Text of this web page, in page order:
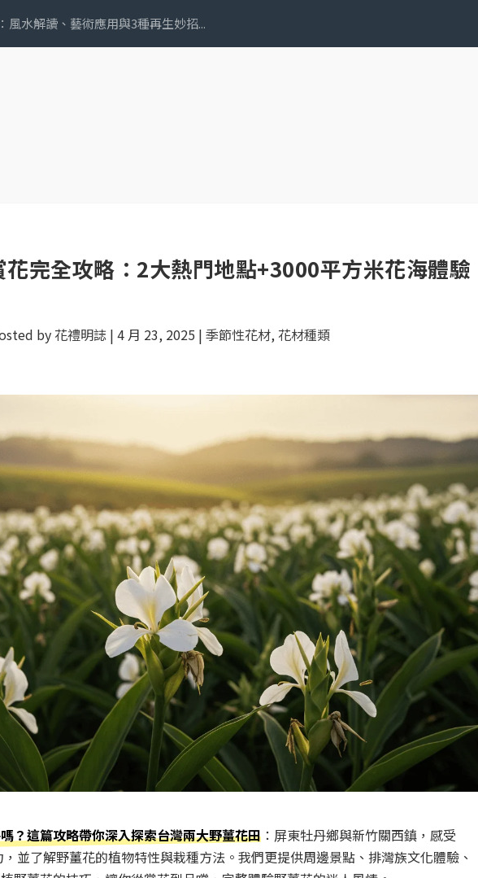
風水解讀、藝術應用與3種再生妙招...
完全攻略：2大熱門地點+3000平方米花海體驗
by 花禮明誌| 4 月 23, 2025 | 季節性花材, 花材種類
？這篇攻略帶你深入探索台灣兩大野薑花田 ：屏東牡丹鄉與新竹關西鎮，感受
並了解野薑花的植物特性與栽種方法。我們更提供周邊景點、排灣族文化體驗、